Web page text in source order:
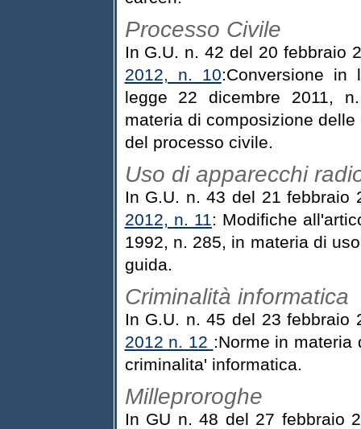
Processo Civile
In G.U. n. 42 del 20
2012, n. 10:Conversione in
legge 22 dicembre 2011,
materia di composizione
del processo civile.
Uso di apparecchi
In G.U. n. 43 del 21
2012, n. 11: Modifiche
1992, n. 285, in materia di
guida.
Criminalità informatica
In G.U. n. 45 del 23
2012 n. 12 :Norme in
criminalita' informatica.
Milleproroghe
In GU n. 48 del 27 febbraio